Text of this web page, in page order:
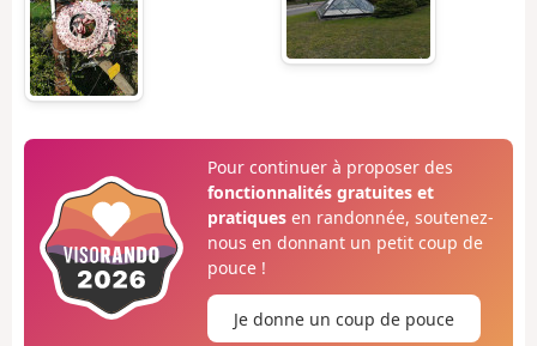
Pour continuer à proposer des
fonctionnalités gratuites et
pratiquesen randonnée, soutenez-
nous en donnant un petit coup de
pouce !
Je donne un coup de pouce